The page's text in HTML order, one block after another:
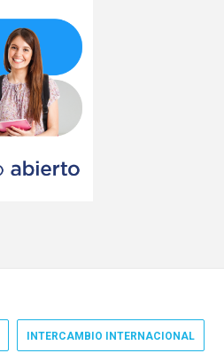
INTERCAMBIO INTERNACIONAL